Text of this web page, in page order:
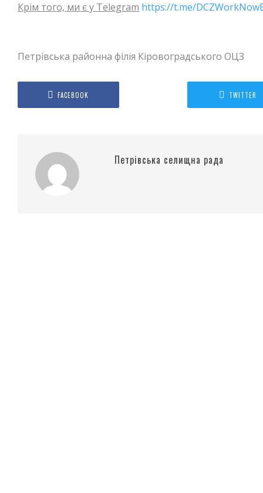
Крім того, ми є у Telegram https://t.me/
Петрівська районна філія Кіровоградського ОЦЗ
FACEBOOK TWITTER
Петрівська селищна рада